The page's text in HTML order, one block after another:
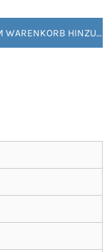
ZUM WARENKORB HINZUFÜGEN